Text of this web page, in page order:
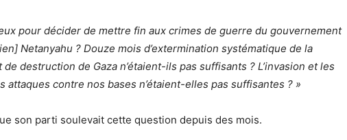
pour décider de mettre fin aux crimes de guerre du gouvernement
Netanyahu ? Douze mois d’extermination systématique de la
destruction de Gaza n’étaient-ils pas suffisants ? L’invasion et les
attaques contre nos bases n’étaient-elles pas suffisantes ? »
son parti soulevait cette question depuis des mois.